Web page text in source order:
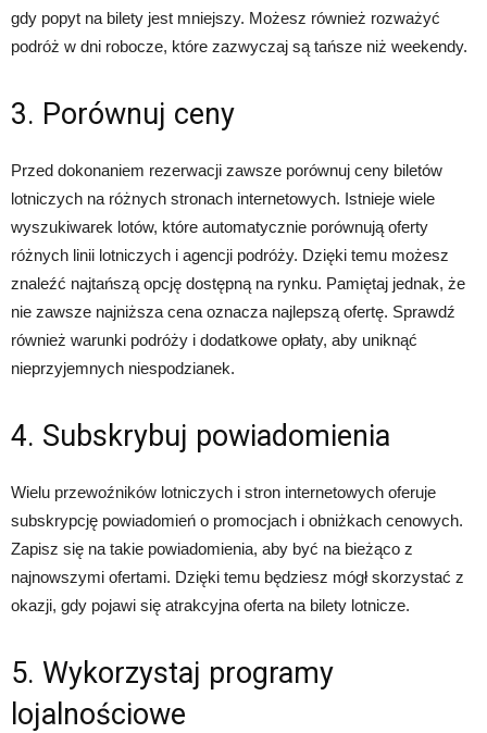
gdy popyt na bilety jest mniejszy. Możesz również rozważyć
podróż w dni robocze, które zazwyczaj są tańsze niż weekendy.
3. Porównuj ceny
Przed dokonaniem rezerwacji zawsze porównuj ceny biletów
lotniczych na różnych stronach internetowych. Istnieje wiele
wyszukiwarek lotów, które automatycznie porównują oferty
różnych linii lotniczych i agencji podróży. Dzięki temu możesz
znaleźć najtańszą opcję dostępną na rynku. Pamiętaj jednak, że
nie zawsze najniższa cena oznacza najlepszą ofertę. Sprawdź
również warunki podróży i dodatkowe opłaty, aby uniknąć
nieprzyjemnych niespodzianek.
4. Subskrybuj powiadomienia
Wielu przewoźników lotniczych i stron internetowych oferuje
subskrypcję powiadomień o promocjach i obniżkach cenowych.
Zapisz się na takie powiadomienia, aby być na bieżąco z
najnowszymi ofertami. Dzięki temu będziesz mógł skorzystać z
okazji, gdy pojawi się atrakcyjna oferta na bilety lotnicze.
5. Wykorzystaj programy
lojalnościowe